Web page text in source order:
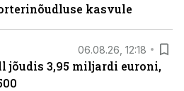
kasvule
06.08.26, 12:18
jõudis 3,95 miljardi euroni,